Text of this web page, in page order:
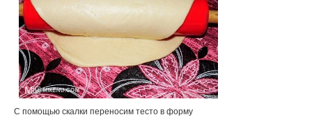
С помощью скалки переносим тесто в форму